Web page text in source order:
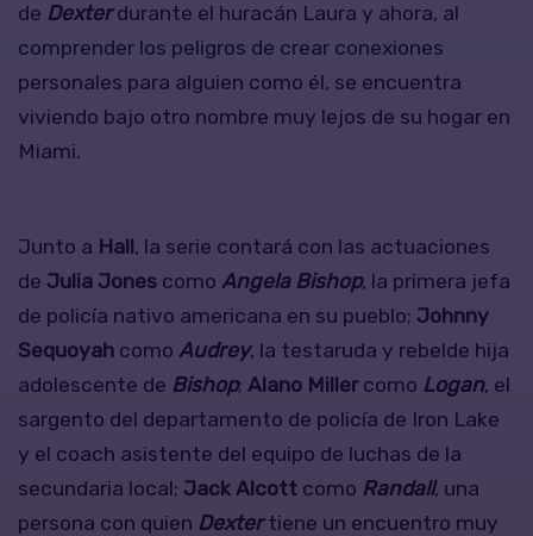
de Dexterdurante el huracán Laura y ahora, al
comprender los peligros de crear conexiones
personales para alguien como él, se encuentra
viviendo bajo otro nombre muy lejos de su hogar en
Miami.
Junto a Hall , la serie contará con las actuaciones
de Julia Jones como Angela Bishop, la primera jefa
de policía nativo americana en su pueblo; Johnny
Sequoyah como Audrey, la testaruda y rebelde hija
adolescente de Bishop; Alano Millercomo Logan, el
sargento del departamento de policía de Iron Lake
y el coach asistente del equipo de luchas de la
secundaria local; Jack Alcott como Randall, una
persona con quien Dextertiene un encuentro muy